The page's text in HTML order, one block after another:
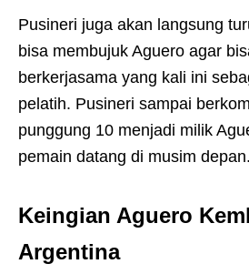
Pusineri juga akan langsung
bisa membujuk Aguero agar
berkerjasama yang kali ini
pelatih. Pusineri sampai
punggung 10 menjadi milik
pemain datang di musim depan.
Keingian Aguero
Argentina